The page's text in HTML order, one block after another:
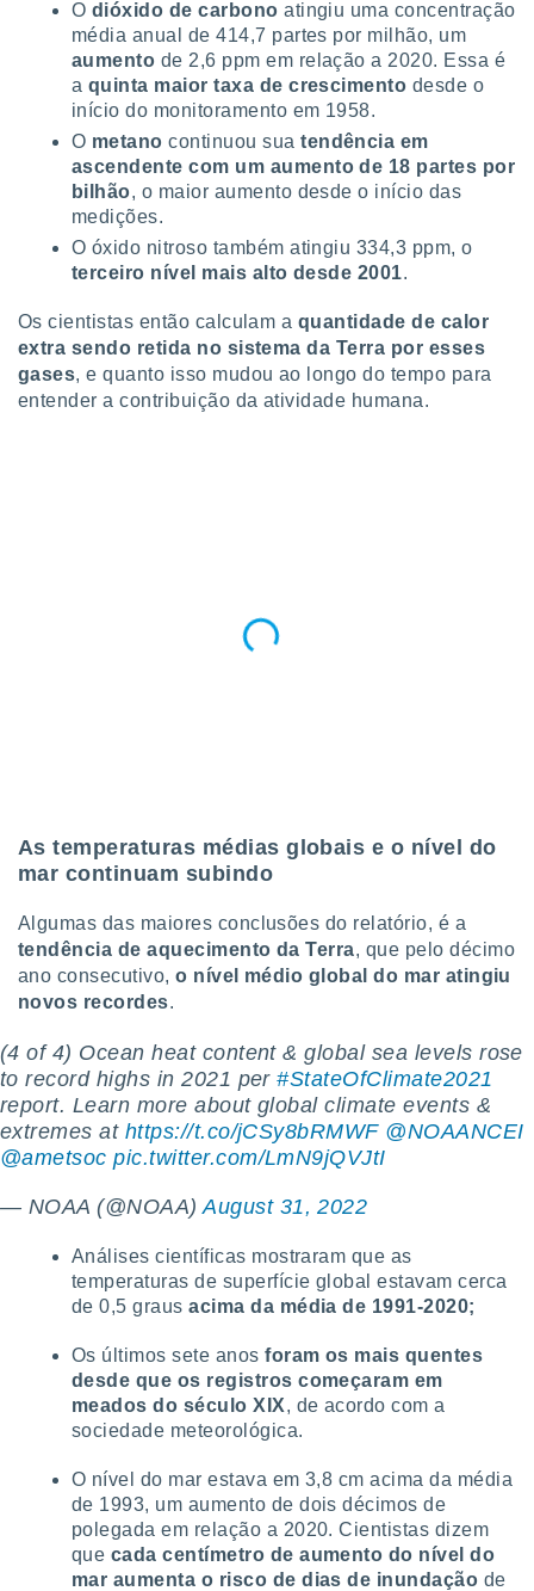
utilizar
medir
dos
os
de
ou
de
O dióxido de carbono atingiu uma concentração
média anual de 414,7 partes por milhão, um
aumento de 2,6 ppm em relação a 2020. Essa é
a quinta maior taxa de crescimento desde o
início do monitoramento em 1958.
O metano continuou sua tendência em
ascendente com um aumento de 18 partes por
bilhão, o maior aumento desde o início das
medições.
O óxido nitroso também atingiu 334,3 ppm, o
terceiro nível mais alto desde 2001.
Os cientistas então calculam a quantidade de calor
extra sendo retida no sistema da Terra por esses
gases, e quanto isso mudou ao longo do tempo para
entender a contribuição da atividade humana.
As temperaturas médias globais e o nível do
mar continuam subindo
Algumas das maiores conclusões do relatório, é a
tendência de aquecimento da Terra, que pelo décimo
ano consecutivo,o nível médio global do mar atingiu
novos recordes.
(4 of 4) Ocean heat content & global sea levels rose
to record highs in 2021 per#StateOfClimate2021
report. Learn more about global climate events &
extremes at https://t.co/jCSy8bRMWF @NOAANCEI
@ametsoc pic.twitter.com/LmN9jQVJtI
— NOAA (@NOAA)August 31, 2022
Análises científicas mostraram que as
temperaturas de superfície global estavam cerca
de 0,5 grausacima da média de 1991-2020;
Os últimos sete anosforam os mais quentes
desde que os registros começaram em
meados do século XIX, de acordo com a
sociedade meteorológica.
O nível do mar estava em 3,8 cm acima da média
de 1993, um aumento de dois décimos de
polegada em relação a 2020. Cientistas dizem
que cada centímetro de aumento do nível do
mar aumenta o risco de dias de inundação de